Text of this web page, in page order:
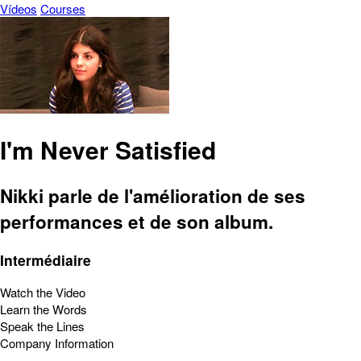
Vídeos Courses
I'm Never Satisfied
Nikki parle de l'amélioration de ses
performances et de son album.
Intermédiaire
Watch the Video
Learn the Words
Speak the Lines
Company Information